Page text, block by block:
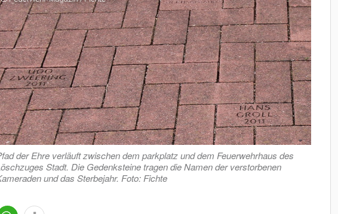
der Ehre verläuft zwischen dem parkplatz und dem Feuerwehrhaus des
Stadt. Die Gedenksteine tragen die Namen der verstorbenen
und das Sterbejahr. Foto: Fichte